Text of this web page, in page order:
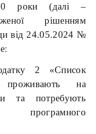
роки (далі –
рішенням
від 24.05.2024 №
2 «Список
на
та потребують